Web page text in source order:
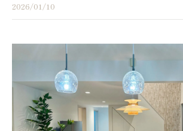
2026/01/10